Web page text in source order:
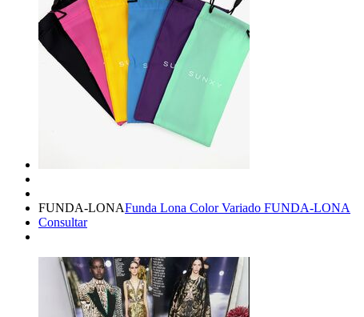
FUNDA-LONAFunda Lona Color Variado FUNDA-LONA
Consultar